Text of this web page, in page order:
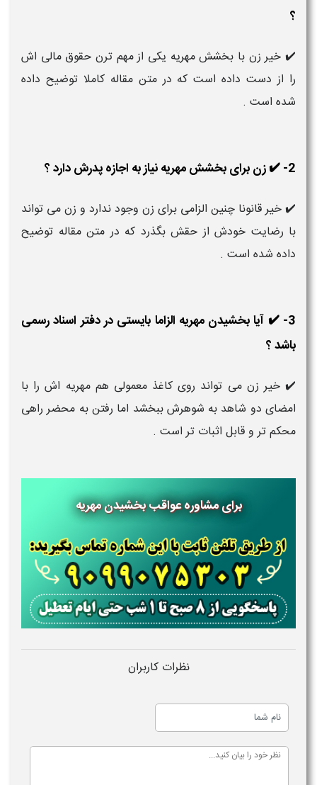
؟
✔️ خیر زن با بخشش مهریه یکی از مهم ترن حقوق مالی اش
را از دست داده است که در متن مقاله کاملا توضیح داده
شده است .
2- ✔️ زن برای بخشش مهریه نیاز به اجازه پدرش دارد ؟
✔️ خیر قانونا چنین الزامی برای زن وجود ندارد و زن می تواند
با رضایت خودش از حقش بگذرد که در متن مقاله توضیح
داده شده است .
3- ✔️ آیا بخشیدن مهریه الزاما بایستی در دفتر اسناد رسمی
باشد ؟
✔️ خیر زن می تواند روی کاغذ معمولی هم مهریه اش را با
امضای دو شاهد به شوهرش ببخشد اما رفتن به محضر راهی
محکم تر و قابل اثبات تر است .
برای مشاوره عواقب بخشیدن مهریه
نظرات کاربران